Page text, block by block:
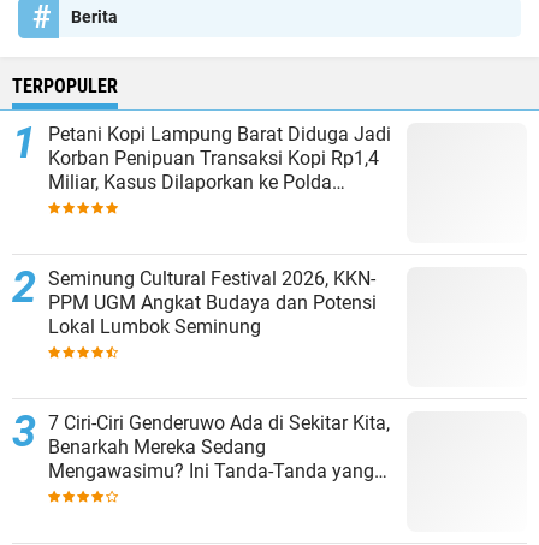
Berita
TERPOPULER
Petani Kopi Lampung Barat Diduga Jadi
Korban Penipuan Transaksi Kopi Rp1,4
Miliar, Kasus Dilaporkan ke Polda
Lampung
Seminung Cultural Festival 2026, KKN-
PPM UGM Angkat Budaya dan Potensi
Lokal Lumbok Seminung
7 Ciri-Ciri Genderuwo Ada di Sekitar Kita,
Benarkah Mereka Sedang
Mengawasimu? Ini Tanda-Tanda yang
Sering Diabaikan